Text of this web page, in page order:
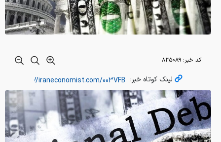
کد خبر: ۸۳۵۰۸۹
لینک کوتاه خبر: